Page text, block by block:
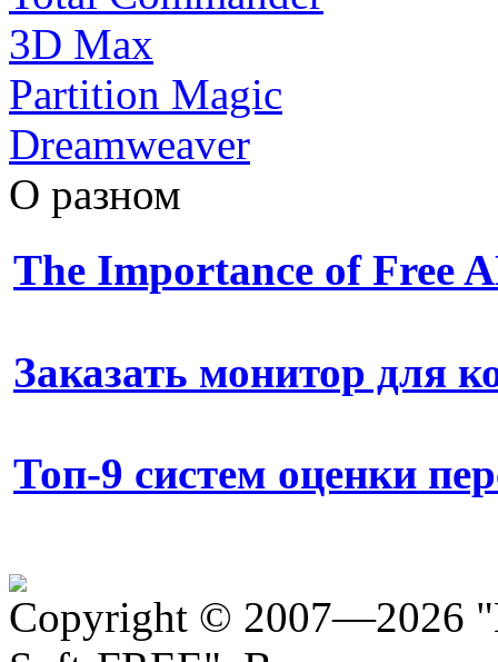
3D Max
Partition Magic
Dreamweaver
О разном
The Importance of Free
Заказать монитор для
Топ-9 систем оценки
Copyright © 2007—2026